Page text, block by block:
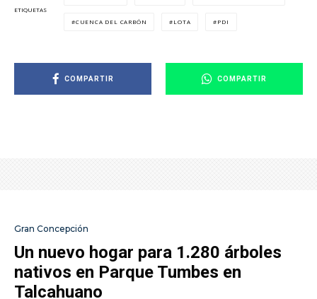
ETIQUETAS
CUENCA DEL CARBÓN LOTA PDI
COMPARTIR COMPARTIR
Gran Concepción
Un nuevo hogar para 1.280 árboles
nativos en Parque Tumbes en
Talcahuano